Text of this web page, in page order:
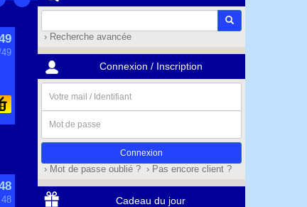
› Recherche avancée
Connexion / Inscription
mail
/
Identifiant
de
passe
› Mot de passe oublié ? › Pas encore client ?
Cadeau du jour